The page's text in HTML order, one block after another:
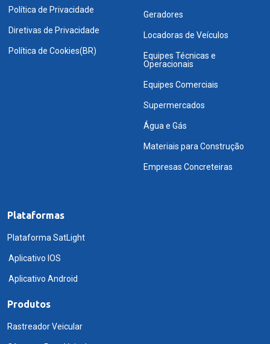
Política de Privacidade
Diretivas de Privacidade
Política de Cookies(BR)
Geradores
Locadoras de Veículos
Equipes Técnicas e
Operacionais
Equipes Comerciais
Supermercados
Água e Gás
Materiais para Construção
Empresas Concreteiras
Plataformas
Plataforma SatLight
Aplicativo IOS
Aplicativo Android
Produtos
Rastreador Veicular